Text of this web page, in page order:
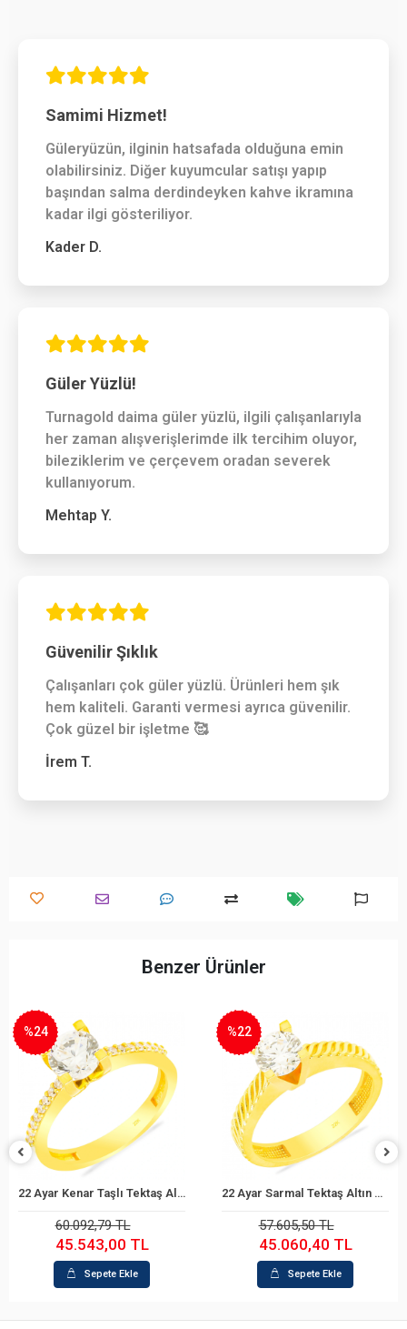
Samimi Hizmet!
Güleryüzün, ilginin hatsafada olduğuna emin
olabilirsiniz. Diğer kuyumcular satışı yapıp
başından salma derdindeyken kahve ikramına
kadar ilgi gösteriliyor.
Kader D.
Güler Yüzlü!
Turnagold daima güler yüzlü, ilgili çalışanlarıyla
her zaman alışverişlerimde ilk tercihim oluyor,
bileziklerim ve çerçevem oradan severek
kullanıyorum.
Mehtap Y.
Güvenilir Şıklık
Çalışanları çok güler yüzlü. Ürünleri hem şık
hem kaliteli. Garanti vermesi ayrıca güvenilir.
Çok güzel bir işletme 🥰
İrem T.
Benzer Ürünler
Ekle
22 Ayar Kenar Taşlı Tektaş Altın Yüzük
TL
Sepete Ekle
22 Ayar Sarmal Tektaş Altın Yüzük
45.060,40 TL
22 Ayar